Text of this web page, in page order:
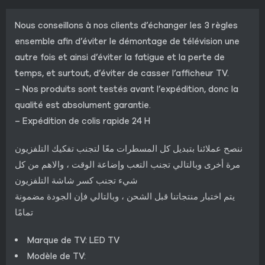
Nous conseillons à nos clients d’échanger les 3 règles
ensemble afin d’éviter le démontage de télévision une
autre fois et ainsi d’éviter la fatigue et la perte de
temps, et surtout, d’éviter de casser l’afficheur TV.
– Nos produits sont testés avant l’expédition, donc la
qualité est absolument garantie.
– Expédition de colis rapide 24 H
ننصح عملائنا بتبديل كل المسطرات معًا لتجنب تفكيك التلفزيون
مرة أخرى وبالتالي تجنب التعب وإضاعة الوقت ، والاهم من كل
شيء تجنب كسر شاشة التلفزيون
يتم اختبار منتجاتنا قبل الشحن ، وبالتالي فإن الجودة مضمونة
تمامًا
Marque de TV: LED TV
Modèle de TV: